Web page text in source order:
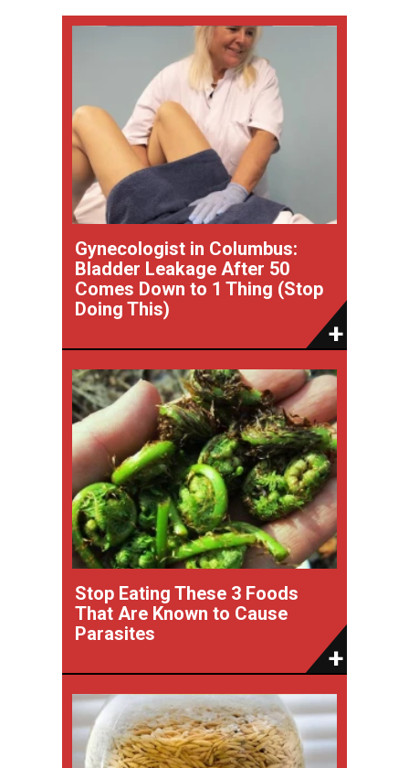
Gynecologist in Columbus:
Bladder Leakage After 50
Comes Down to 1 Thing (Stop
Doing This)
Stop Eating These 3 Foods
That Are Known to Cause
Parasites